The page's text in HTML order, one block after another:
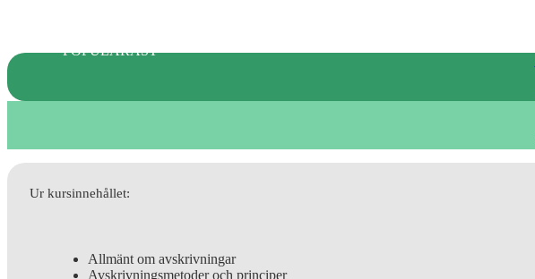
POPULÄRAST
Ur kursinnehållet:
Allmänt om avskrivningar
Avskrivningsmetoder och principer